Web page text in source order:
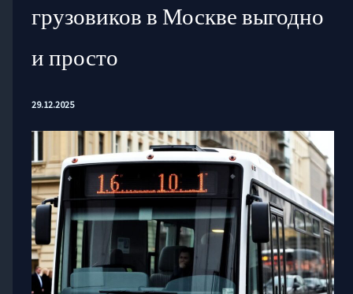
грузовиков в Москве выгодно
и просто
29.12.2025